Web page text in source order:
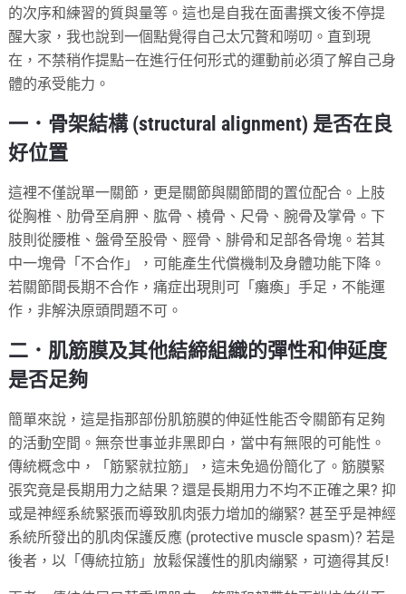
的次序和練習的質與量等。這也是自我在面書撰文後不停提
醒大家，我也說到一個點覺得自己太冗贅和嘮叨。直到現
在，不禁稍作提點—在進行任何形式的運動前必須了解自己身
體的承受能力。
一．骨架結構 (structural alignment) 是否在良
好位置
這裡不僅說單一關節，更是關節與關節間的置位配合。上肢
從胸椎、肋骨至肩胛、肱骨、橈骨、尺骨、腕骨及掌骨。下
肢則從腰椎、盤骨至股骨、脛骨、腓骨和足部各骨塊。若其
中一塊骨「不合作」，可能產生代償機制及身體功能下降。
若關節間長期不合作，痛症出現則可「癱瘓」手足，不能運
作，非解決原頭問題不可。
二．肌筋膜及其他結締組織的彈性和伸延度
是否足夠
簡單來說，這是指那部份肌筋膜的伸延性能否令關節有足夠
的活動空間。無奈世事並非黑即白，當中有無限的可能性。
傳統概念中，「筋緊就拉筋」，這未免過份簡化了。筋膜緊
張究竟是長期用力之結果？還是長期用力不均不正確之果? 抑
或是神經系統緊張而導致肌肉張力增加的繃緊? 甚至乎是神經
系統所發出的肌肉保護反應 (protective muscle spasm)? 若是
後者，以「傳統拉筋」放鬆保護性的肌肉繃緊，可適得其反!